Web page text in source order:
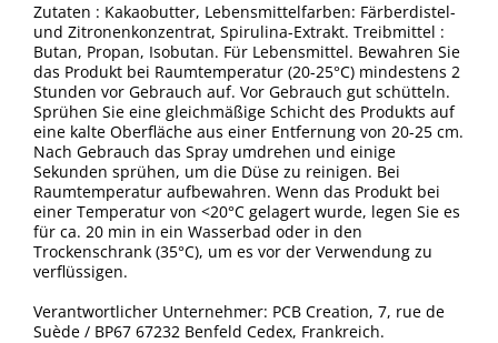
Zutaten : Kakaobutter, Lebensmittelfarben: Färberdistel-
und Zitronenkonzentrat, Spirulina-Extrakt. Treibmittel :
Butan, Propan, Isobutan. Für Lebensmittel. Bewahren Sie
das Produkt bei Raumtemperatur (20-25°C) mindestens 2
Stunden vor Gebrauch auf. Vor Gebrauch gut schütteln.
Sprühen Sie eine gleichmäßige Schicht des Produkts auf
eine kalte Oberfläche aus einer Entfernung von 20-25 cm.
Nach Gebrauch das Spray umdrehen und einige
Sekunden sprühen, um die Düse zu reinigen. Bei
Raumtemperatur aufbewahren. Wenn das Produkt bei
einer Temperatur von <20°C gelagert wurde, legen Sie es
für ca. 20 min in ein Wasserbad oder in den
Trockenschrank (35°C), um es vor der Verwendung zu
verflüssigen.
Verantwortlicher Unternehmer: PCB Creation, 7, rue de
Suède / BP67 67232 Benfeld Cedex, Frankreich.